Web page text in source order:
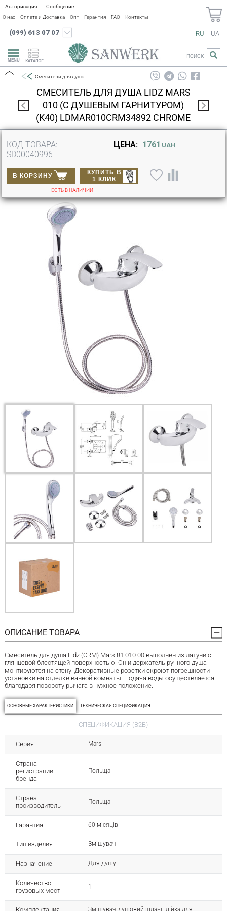
Авторизация
Сообщение
О нас
Оплата и Доставка Опт Гарантия FAQ Контакты
(099) 613 07 07
КАТАЛОГ
RU UA
ПОИСК
Смесители для душа
СМЕСИТЕЛЬ ДЛЯ ДУША LIDZ MARS
010 (С ДУШЕВЫМ ГАРНИТУРОМ)
(K40) LDMAR010CRM34892 CHROME
КОД ТОВАРА:
SD00040996
ЦЕНА: 1761 UAH
В КОРЗИНУ
КУПИТЬ В
1 КЛИК
ЕСТЬ В НАЛИЧИИ
ОПИСАНИЕ ТОВАРА
Смеситель для душа Lidz (CRM) Mars 81 010 00 выполнен из латуни с
глянцевой блестящей поверхностью. Он и держатель ручного душа
монтируются на стену. Декоративные розетки скроют погрешности
установки на отделке ванной комнаты. Подача воды осуществляется
благодаря повороту рычага в нужное положение.
ОСНОВНЫЕ ХАРАКТЕРИСТИКИ ТЕХНИЧЕСКАЯ СПЕЦИФИКАЦИЯ
СПЕЦИФИКАЦИЯ (B2B)
Серия Mars
Страна
регистрации
бренда
Польща
Страна-
производитель
Польща
Гарантия 60 місяців
Тип изделия Змішувач
Назначение Для душу
Количество
грузовых мест
1
Змішувач, душовий шланг, лійка для